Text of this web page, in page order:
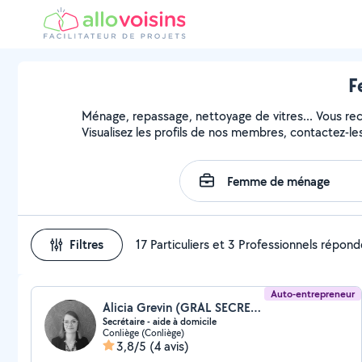
Ménage, repassage, nettoyage de vitres... Vous
Visualisez les profils de nos membres, contactez-
Filtres 17 Particuliers et 3 Professionnels
Auto-entrepreneur
Alicia Grevin (GRAL SECRETARIAT)
Secrétaire - aide à domicile
Conliège (Conliège)
3,8/5 (4 avis)